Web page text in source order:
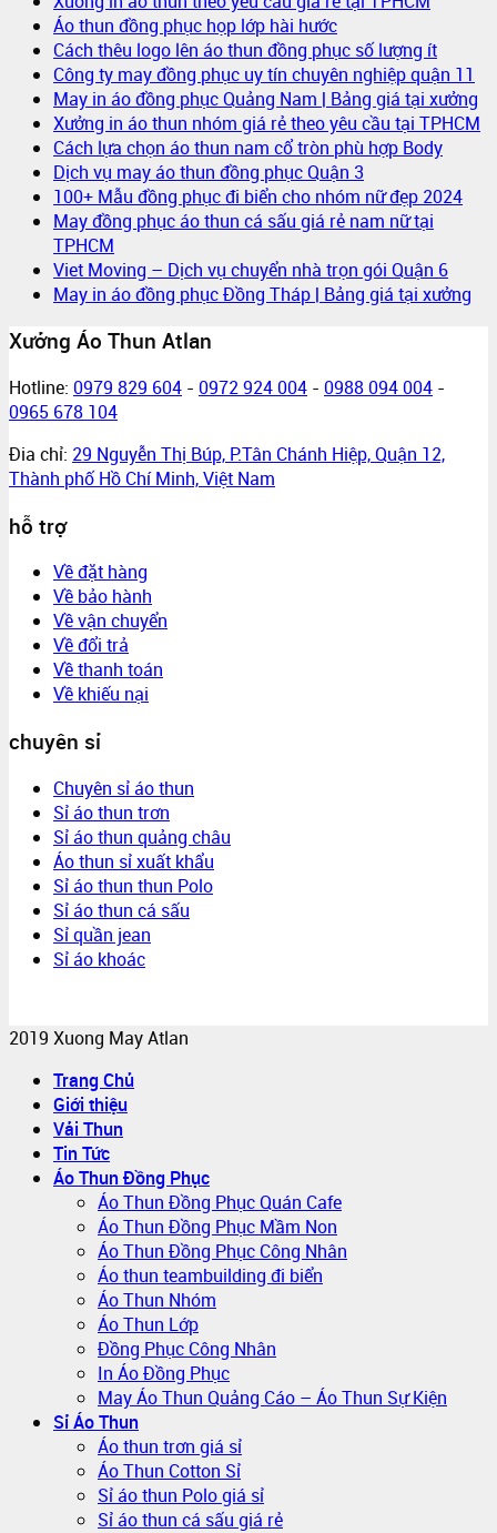
Áo thun đồng phục họp lớp hài hước
Cách thêu logo lên áo thun đồng phục số lượng ít
Công ty may đồng phục uy tín chuyên nghiệp quận 11
May in áo đồng phục Quảng Nam | Bảng giá tại xưởng
Xưởng in áo thun nhóm giá rẻ theo yêu cầu tại TPHCM
Cách lựa chọn áo thun nam cổ tròn phù hợp Body
Dịch vụ may áo thun đồng phục Quận 3
100+ Mẫu đồng phục đi biển cho nhóm nữ đẹp 2024
May đồng phục áo thun cá sấu giá rẻ nam nữ tại
TPHCM
Viet Moving – Dịch vụ chuyển nhà trọn gói Quận 6
May in áo đồng phục Đồng Tháp | Bảng giá tại xưởng
Xưởng Áo Thun Atlan
Hotline: 0979 829 604 - 0972 924 004 - 0988 094 004 -
0965 678 104
Đia chỉ: 29 Nguyễn Thị Búp, P.Tân Chánh Hiệp, Quận 12,
Thành phố Hồ Chí Minh, Việt Nam
hỗ trợ
Về đặt hàng
Về bảo hành
Về vận chuyển
Về đổi trả
Về thanh toán
Về khiếu nại
chuyên sỉ
Chuyên sỉ áo thun
Sỉ áo thun trơn
Sỉ áo thun quảng châu
Áo thun sỉ xuất khẩu
Sỉ áo thun thun Polo
Sỉ áo thun cá sấu
Sỉ quần jean
Sỉ áo khoác
2019 Xuong May Atlan
Trang Chủ
Giới thiệu
Vải Thun
Tin Tức
Áo Thun Đồng Phục
Áo Thun Đồng Phục Quán Cafe
Áo Thun Đồng Phục Mầm Non
Áo Thun Đồng Phục Công Nhân
Áo thun teambuilding đi biển
Áo Thun Nhóm
Áo Thun Lớp
Đồng Phục Công Nhân
In Áo Đồng Phục
May Áo Thun Quảng Cáo – Áo Thun Sự Kiện
Sỉ Áo Thun
Áo thun trơn giá sỉ
Áo Thun Cotton Sỉ
Sỉ áo thun Polo giá sỉ
Sỉ áo thun cá sấu giá rẻ